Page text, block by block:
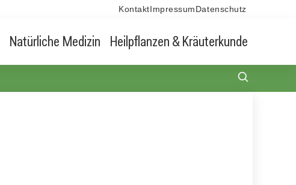
Kontakt Impressum Datenschutz
Natürliche Medizin Heilpflanzen & Kräuterkunde